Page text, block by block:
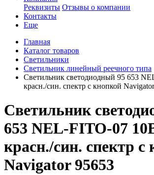
Реквизиты Отзывы о компании
Контакты
Еще
Главная
Каталог товаров
Светильники
Светильник линейный реечного типа
Светильник светодиодный 95 653
красн./син. спектр с кнопкой
Светильник
653 NEL-FITO-07
красн./син. спектр с
Navigator 95653